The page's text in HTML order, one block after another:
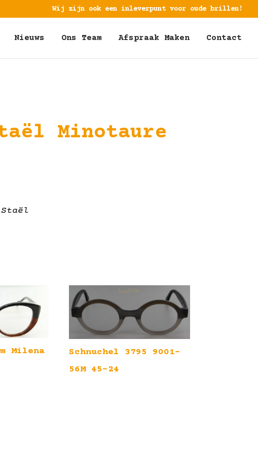
Wij zijn ook een inleverpunt voor oude brillen!
Nieuws Ons Team Afspraak Maken Contact
Minotaure
Milena
Schnuchel 3795 9001-
56M 45-24